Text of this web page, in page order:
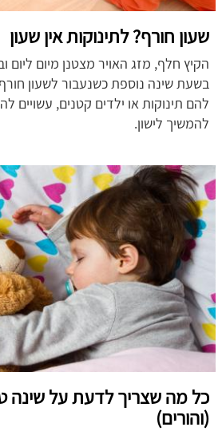
שעון חורף? לתינוקות אין שעון
הקיץ חלף, מזג האויר מצטנן מיום ליום
בשעת שינה נוספת כשנעבור לשעון
להם תינוקות או ילדים קטנים, עשויים
להמשיך לישון.
כל מה שצריך לדעת על שינה
(והורים)